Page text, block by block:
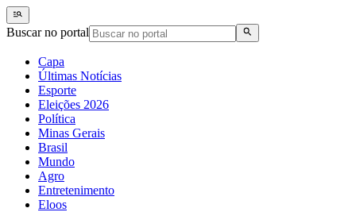
Buscar no portal
Capa
Últimas Notícias
Esporte
Eleições 2026
Política
Minas Gerais
Brasil
Mundo
Agro
Entretenimento
Eloos